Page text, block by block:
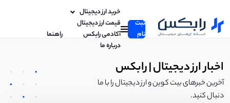
ثبت
نام
خرید ارز دیجیتال
قیمت ارز دیجیتال
آکادمی رابکس
راهنما
درباره ما
اخبار ارز دیجیتال | رابکس
آخرین خبرهای بیت کوین و ارز دیجیتال را با ما
دنبال کنید.